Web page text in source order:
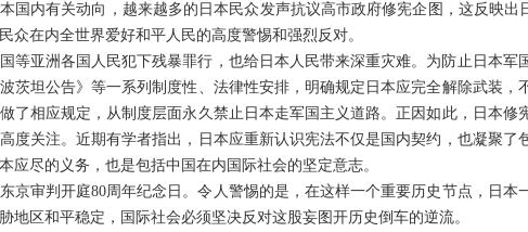
国内有关动向，越来越多的日本民众发声抗议高市政府修宪企图，这反映出
众在内全世界爱好和平人民的高度警惕和强烈反对。
等亚洲各国人民犯下残暴罪行，也给日本人民带来深重灾难。为防止日本军
茨坦公告》等一系列制度性、法律性安排，明确规定日本应完全解除武装
了相应规定，从制度层面永久禁止日本走军国主义道路。正因如此，日本修
度关注。近期有学者指出，日本应重新认识宪法不仅是国内契约，也凝聚了
应尽的义务，也是包括中国在内国际社会的坚定意志。
京审判开庭80周年纪念日。令人警惕的是，在这样一个重要历史节点，日本
地区和平稳定，国际社会必须坚决反对这股妄图开历史倒车的逆流。